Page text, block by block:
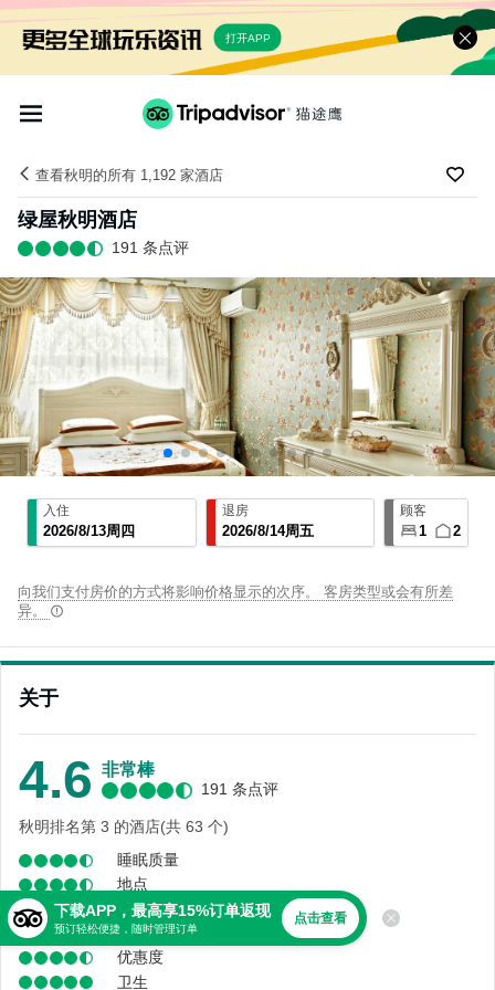
打开APP
查看秋明的所有 1,192 家酒店
绿屋秋明酒店
191 条点评
向我们支付房价的方式将影响价格显示的次序。 客房类型或会有所差
异。
入住
2026/8/13周四
退房
2026/8/14周五
顾客
1 2
关于
4.6 非常棒
191 条点评
秋明排名第 3 的酒店(共 63 个)
睡眠质量
地点
舒适度
服务
优惠度
卫生
下载APP，最高享15%订单返现
预订轻松便捷，随时管理订单
点击查看